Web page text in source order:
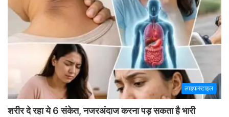
लाइफस्टाइल
शरीर दे रहा ये 6 संकेत, नजरअंदाज करना पड़ सकता है भारी